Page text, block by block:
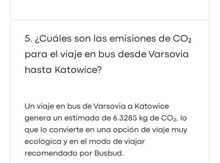
¿Cuáles son las emisiones de CO₂
para el viaje en bus desde Varsovia
hasta Katowice?
Un viaje en bus de Varsovia a Katowice
genera un estimado de 6.3285 kg de CO₂, lo
que lo convierte en una opción de viaje muy
ecológica y en el modo de viajar
recomendado por Busbud.